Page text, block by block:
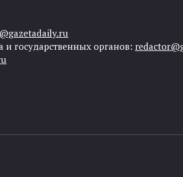
государственных органов: